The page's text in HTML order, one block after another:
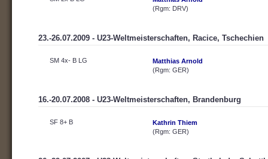
(Rgm: DRV)
23.-26.07.2009 - U23-Weltmeisterschaften, Racice, Tschechien
SM 4x- B LG
Matthias Arnold
(Rgm: GER)
16.-20.07.2008 - U23-Weltmeisterschaften, Brandenburg
SF 8+ B
Kathrin Thiem
(Rgm: GER)